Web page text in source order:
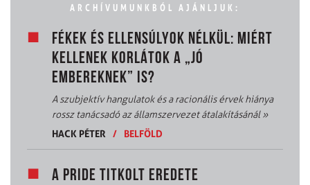
ARCHÍVUMUNKBÓL AJÁNLJUK:
FÉKEK ÉS ELLENSÚLYOK NÉLKÜL: MIÉRT
KELLENEK KORLÁTOK A „JÓ
EMBEREKNEK” IS?
A szubjektív hangulatok és a racionális érvek hiánya
rossz tanácsadó az államszervezet átalakításánál»
HACK PÉTER
/ BELFÖLD
A PRIDE TITKOLT EREDETE